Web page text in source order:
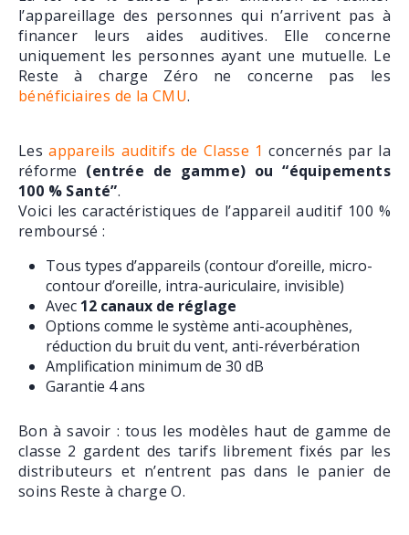
l’appareillage des personnes qui n’arrivent pas à
financer leurs aides auditives. Elle concerne
uniquement les personnes ayant une mutuelle. Le
Reste à charge Zéro ne concerne pas les
bénéficiaires de la CMU.
Lesappareils auditifs de Classe 1 concernés par la
réforme (entrée de gamme) ou “équipements
100 % Santé”.
Voici les caractéristiques de l’appareil auditif 100 %
remboursé :
Tous types d’appareils (contour d’oreille, micro-
contour d’oreille, intra-auriculaire, invisible)
Avec 12 canaux de réglage
Options comme le système anti-acouphènes,
réduction du bruit du vent, anti-réverbération
Amplification minimum de 30 dB
Garantie 4 ans
Bon à savoir : tous les modèles haut de gamme de
classe 2 gardent des tarifs librement fixés par les
distributeurs et n’entrent pas dans le panier de
soins Reste à charge O.